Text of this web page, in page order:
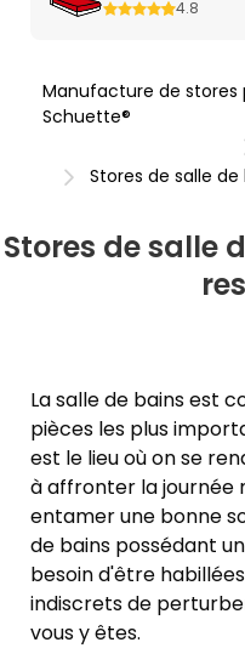
4.8
Manufacture de stores
Schuette®
Stores de salle
Stores de salle
La salle de bains est
pièces les plus
est le lieu où on se
à affronter la journée
entamer une bonne
de bains possédant
besoin d'être
indiscrets de
vous y êtes.